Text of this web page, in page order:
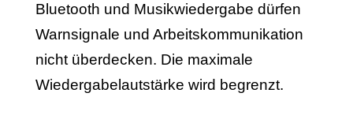
Bluetooth und Musikwiedergabe dürfen
Warnsignale und Arbeitskommunikation
nicht überdecken. Die maximale
Wiedergabelautstärke wird begrenzt.